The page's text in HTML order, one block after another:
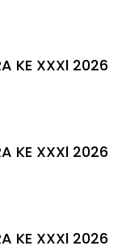
KE XXXl 2026
KE XXXl 2026
KE XXXl 2026